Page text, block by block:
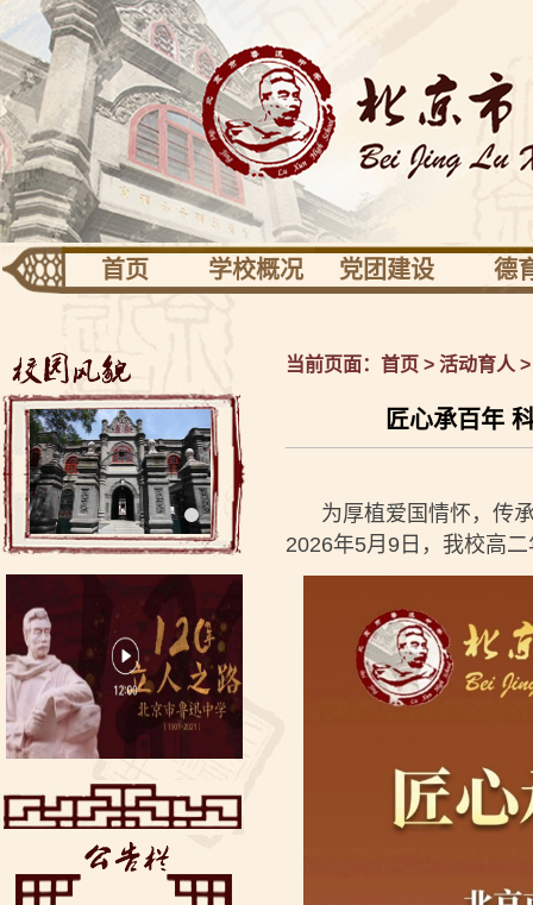
首页 学校概况
学校识别
关于校园
校长信息
校友园地
党团建设
党建
共青团少先队
工会之家
德
德育
健康
当前页面： 首页 > 活动育人
匠心承百年
为厚植爱国情怀，传承
2026年5月9日，我校高